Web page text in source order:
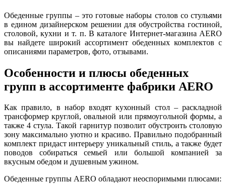
Обеденные группы – это готовые наборы столов со стульями
в едином дизайнерском решении для обустройства гостиной,
столовой, кухни и т. п. В каталоге Интернет-магазина AERO
вы найдете широкий ассортимент обеденных комплектов с
описаниями параметров, фото, отзывами.
Особенности и плюсы обеденных
групп в ассортименте фабрики AERO
Как правило, в набор входят кухонный стол – раскладной
трансформер круглой, овальной или прямоугольной формы, а
также 4 стула. Такой гарнитур позволит обустроить столовую
зону максимально уютно и красиво. Правильно подобранный
комплект придаст интерьеру уникальный стиль, а также будет
поводов собираться семьей или большой компанией за
вкусным обедом и душевным ужином.
Обеденные группы AERO обладают неоспоримыми плюсами: